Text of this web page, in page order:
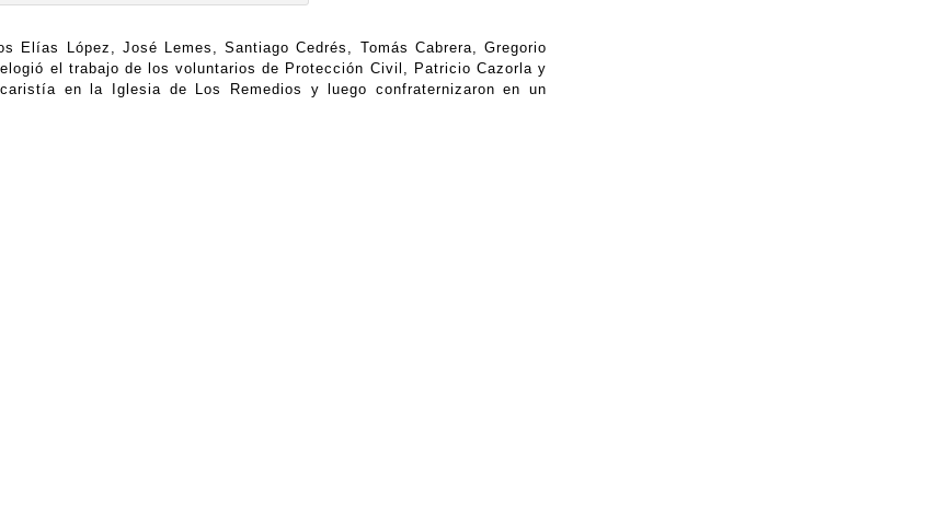
López, José Lemes, Santiago Cedrés, Tomás Cabrera, Gregorio
el trabajo de los voluntarios de Protección Civil, Patricio Cazorla y
en la Iglesia de Los Remedios y luego confraternizaron en un